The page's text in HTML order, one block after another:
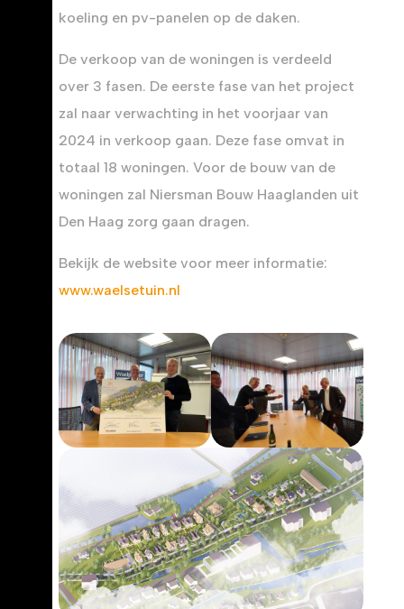
koeling en pv-panelen op de daken.
De verkoop van de woningen is verdeeld
over 3 fasen. De eerste fase van het project
zal naar verwachting in het voorjaar van
2024 in verkoop gaan. Deze fase omvat in
totaal 18 woningen. Voor de bouw van de
woningen zal Niersman Bouw Haaglanden uit
Den Haag zorg gaan dragen.
Bekijk de website voor meer informatie:
www.waelsetuin.nl